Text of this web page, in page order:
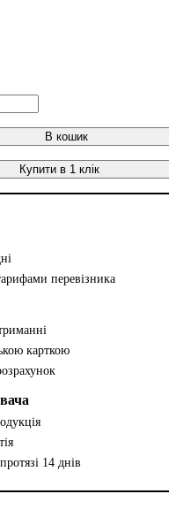
В кошик
Купити в 1 клік
перевізника
карткою
14 днів